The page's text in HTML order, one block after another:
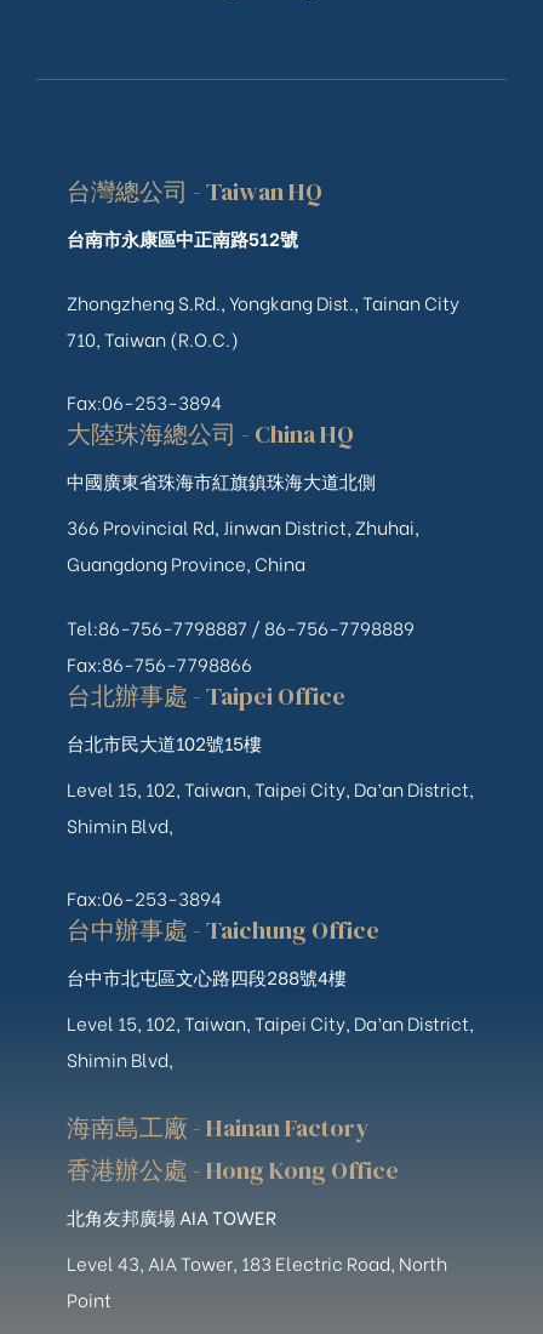
台灣總公司 - Taiwan HQ
台南市永康區中正南路512號
Zhongzheng S.Rd., Yongkang Dist., Tainan City
710, Taiwan (R.O.C.)
Fax:06-253-3894
大陸珠海總公司 - China HQ
中國廣東省珠海市紅旗鎮珠海大道北側
366 Provincial Rd, Jinwan District, Zhuhai,
Guangdong Province, China
Tel:86-756-7798887 / 86-756-7798889
Fax:86-756-7798866
台北辦事處 - Taipei Office
台北市民大道102號15樓
Level 15, 102, Taiwan, Taipei City, Da’an District,
Shimin Blvd,
Fax:06-253-3894
台中辦事處 - Taichung Office
台中市北屯區文心路四段288號4樓
Level 15, 102, Taiwan, Taipei City, Da’an District,
Shimin Blvd,
海南島工廠 - Hainan Factory
香港辦公處 - Hong Kong Office
北角友邦廣場 AIA TOWER
Level 43, AIA Tower, 183 Electric Road, North
Point